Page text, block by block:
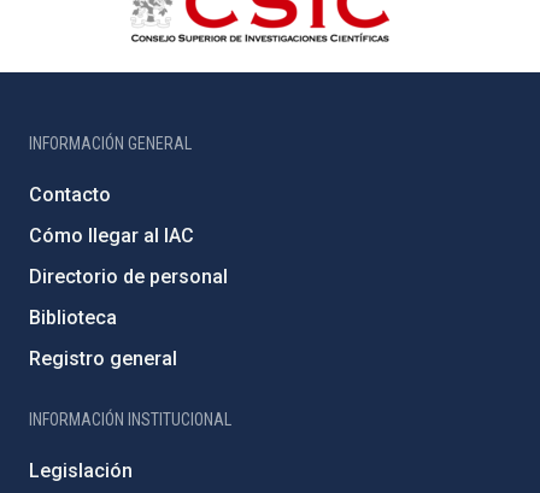
INFORMACIÓN GENERAL
Contacto
Cómo llegar al IAC
Directorio de personal
Biblioteca
Registro general
INFORMACIÓN INSTITUCIONAL
Legislación